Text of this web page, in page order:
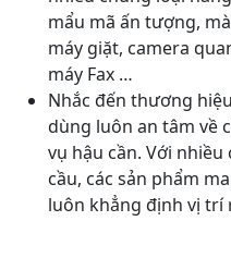
mẩu mã ấn tượng,
máy giặt, camera
máy Fax …
Nhắc đến thương
dùng luôn an tâm về
vụ hậu cần. Với
cầu, các sản phẩm
luôn khẳng định vị trí